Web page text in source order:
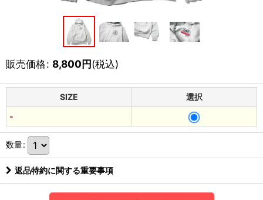
販売価格: 8,800円(税込)
SIZE
選択
-
数量:
返品特約に関する重要事項